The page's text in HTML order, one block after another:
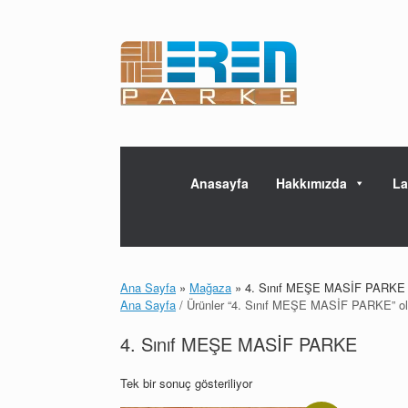
Anasayfa Hakkımızda
Ana Sayfa » Mağaza » 4. Sınıf MEŞE MASİF PARKE
Ana Sayfa / Ürünler “4. Sınıf MEŞE MASİF PARKE”
4. Sınıf MEŞE MASİF PARKE
Tek bir sonuç gösteriliyor